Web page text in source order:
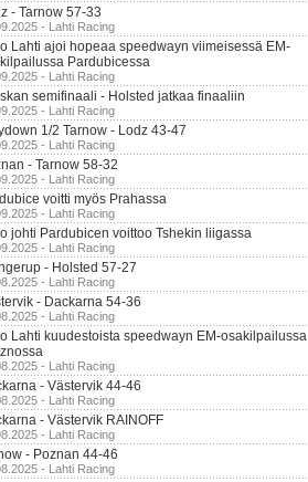
- Tarnow 57-33
- Lahti Racing
Lahti ajoi hopeaa speedwayn viimeisessä EM-
Pardubicessa
- Lahti Racing
semifinaali - Holsted jatkaa finaaliin
- Lahti Racing
1/2 Tarnow - Lodz 43-47
- Lahti Racing
- Tarnow 58-32
- Lahti Racing
voitti myös Prahassa
- Lahti Racing
johti Pardubicen voittoo Tshekin liigassa
- Lahti Racing
- Holsted 57-27
- Lahti Racing
- Dackarna 54-36
- Lahti Racing
Lahti kuudestoista speedwayn EM-osakilpailussa
- Lahti Racing
- Västervik 44-46
- Lahti Racing
- Västervik RAINOFF
- Lahti Racing
- Poznan 44-46
- Lahti Racing